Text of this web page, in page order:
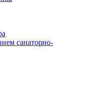
санаторно-